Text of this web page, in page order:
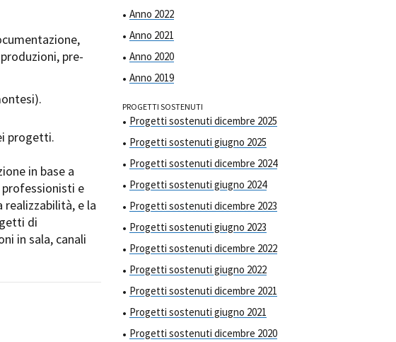
pre-
progetti.
in base a
e
e la
di
in sala, canali
Anno 2022
Anno 2021
Anno 2020
Anno 2019
PROGETTI SOSTENUTI
Progetti sostenuti dicembre 2025
Progetti sostenuti giugno 2025
Progetti sostenuti dicembre 2024
Progetti sostenuti giugno 2024
Progetti sostenuti dicembre 2023
Progetti sostenuti giugno 2023
Progetti sostenuti dicembre 2022
Progetti sostenuti giugno 2022
Progetti sostenuti dicembre 2021
Progetti sostenuti giugno 2021
Progetti sostenuti dicembre 2020